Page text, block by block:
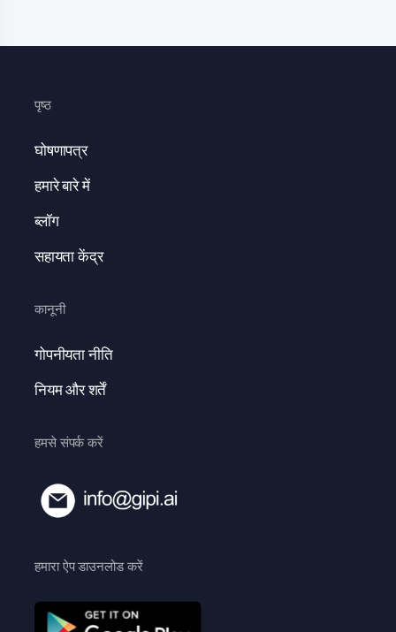
पृष्ठ
घोषणापत्र
हमारे बारे में
ब्लॉग
सहायता केंद्र
कानूनी
गोपनीयता नीति
नियम और शर्तें
हमसे संपर्क करें
हमारा ऐप डाउनलोड करें